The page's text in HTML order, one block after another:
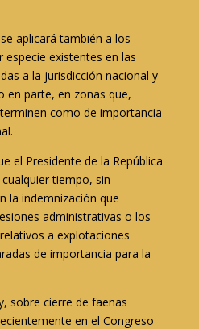
aplicará también a los
existentes en las
a la jurisdicción nacional y
en parte, en zonas que,
como de importancia
el Presidente de la República
tiempo, sin
la indemnización que
administrativas o los
a explotaciones
de importancia para la
sobre cierre de faenas
en el Congreso